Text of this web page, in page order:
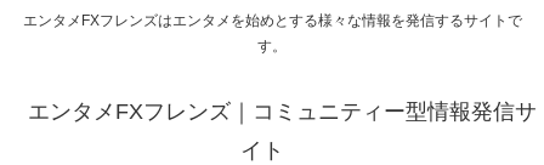
エンタメFXフレンズはエンタメを始めとする様々な情報を発信するサイトで
す。
エンタメFXフレンズ｜コミュニティー型情報発信サ
イト